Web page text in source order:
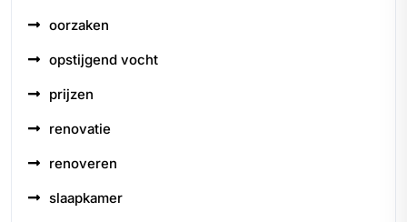
oorzaken
opstijgend vocht
prijzen
renovatie
renoveren
slaapkamer